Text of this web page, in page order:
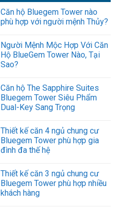
Căn hộ Bluegem Tower nào
phù hợp với người mệnh Thủy?
Người Mệnh Mộc Hợp Với Căn
Hộ BlueGem Tower Nào, Tại
Sao?
Căn hộ The Sapphire Suites
Bluegem Tower Siêu Phẩm
Dual-Key Sang Trọng
Thiết kế căn 4 ngủ chung cư
Bluegem Tower phù hợp gia
đình đa thế hệ
Thiết kế căn 3 ngủ chung cư
Bluegem Tower phù hợp nhiều
khách hàng